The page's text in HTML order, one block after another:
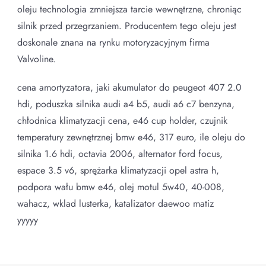
oleju technologia zmniejsza tarcie wewnętrzne, chroniąc
silnik przed przegrzaniem. Producentem tego oleju jest
doskonale znana na rynku motoryzacyjnym firma
Valvoline.
cena amortyzatora, jaki akumulator do peugeot 407 2.0
hdi, poduszka silnika audi a4 b5, audi a6 c7 benzyna,
chłodnica klimatyzacji cena, e46 cup holder, czujnik
temperatury zewnętrznej bmw e46, 317 euro, ile oleju do
silnika 1.6 hdi, octavia 2006, alternator ford focus,
espace 3.5 v6, sprężarka klimatyzacji opel astra h,
podpora wału bmw e46, olej motul 5w40, 40-008,
wahacz, wklad lusterka, katalizator daewoo matiz
yyyyy